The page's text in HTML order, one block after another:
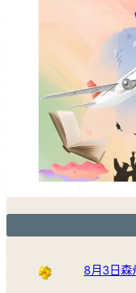
8月3日森